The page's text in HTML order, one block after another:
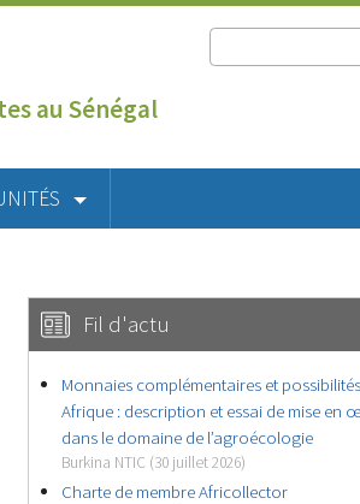
au Sénégal
Fil d'actu
Monnaies complémentaires et
Afrique : description et essai de mise en
dans le domaine de l’agroécologie
Burkina NTIC (30 juillet 2026)
Charte de membre Africollector